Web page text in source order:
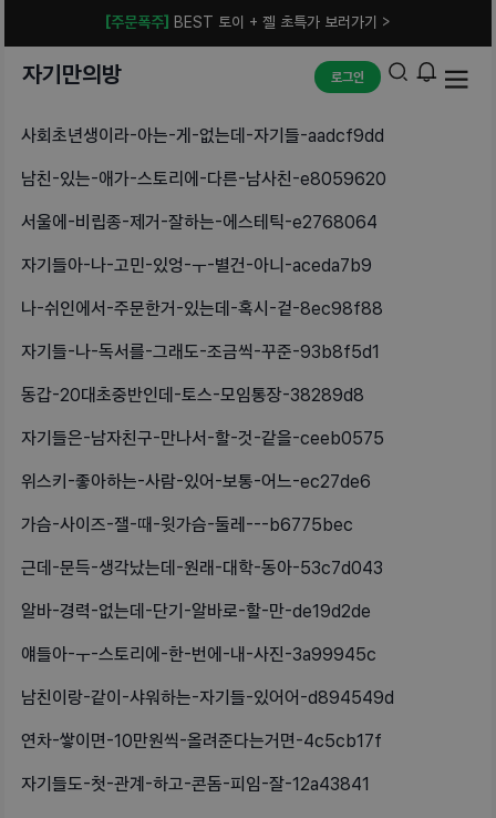
[주문폭주] BEST 토이 + 젤 초특가 보러가기 >
자기만의방 로그인
사회초년생이라-아는-게-없는데-자기들-aadcf9dd
남친-있는-애가-스토리에-다른-남사친-e8059620
서울에-비립종-제거-잘하는-에스테틱-e2768064
자기들아-나-고민-있엉-ㅜ-별건-아니-aceda7b9
나-쉬인에서-주문한거-있는데-혹시-겉-8ec98f88
자기들-나-독서를-그래도-조금씩-꾸준-93b8f5d1
동갑-20대초중반인데-토스-모임통장-38289d8
자기들은-남자친구-만나서-할-것-같을-ceeb0575
위스키-좋아하는-사람-있어-보통-어느-ec27de6
가슴-사이즈-잴-때-윗가슴-둘레---b6775bec
근데-문득-생각났는데-원래-대학-동아-53c7d043
알바-경력-없는데-단기-알바로-할-만-de19d2de
얘들아-ㅜ-스토리에-한-번에-내-사진-3a99945c
남친이랑-같이-샤워하는-자기들-있어어-d894549d
연차-쌓이면-10만원씩-올려준다는거면-4c5cb17f
자기들도-첫-관계-하고-콘돔-피임-잘-12a43841